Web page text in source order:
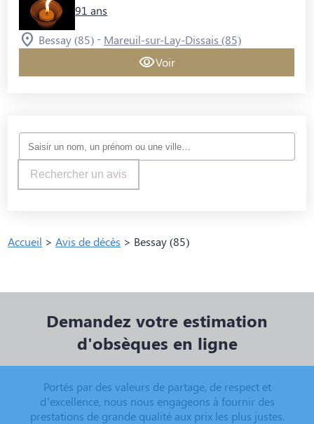
91 ans
Bessay (85) - Mareuil-sur-Lay-Dissais (85)
Voir
Rechercher un avis
Accueil >Avis de décès > Bessay (85)
Demandez votre estimation
d'obsèques en ligne
Portés par des valeurs de partage, de respect et
d’excellence, nous nous engageons à fournir des
prestations de grande qualité aux prix les plus justes.